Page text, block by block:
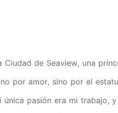
de Seaview, una
por amor, sino por el
única pasión era mi trabajo,